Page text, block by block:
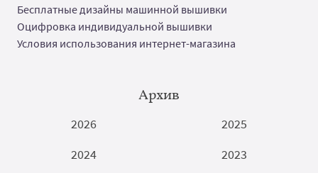
Бесплатные дизайны машинной вышивки
Оцифровка индивидуальной вышивки
Условия использования интернет-магазина
Архив
2026
2025
2024
2023